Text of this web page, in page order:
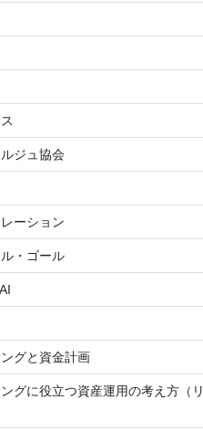
ジュ協会
ーション
・ゴール
グと資金計画
グに役立つ資産運用の考え方（リ